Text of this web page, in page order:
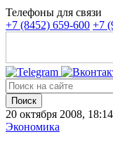
Телефоны для связи
+7 (8452) 659-600 +7
Поиск
20 октября 2008, 18:14
Экономика